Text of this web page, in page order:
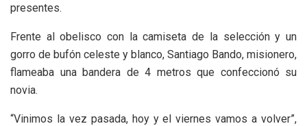
presentes.
Frente al obelisco con la camiseta de la selección y un
gorro de bufón celeste y blanco, Santiago Bando, misionero,
flameaba una bandera de 4 metros que confeccionó su
novia.
“Vinimos la vez pasada, hoy y el viernes vamos a volver”,